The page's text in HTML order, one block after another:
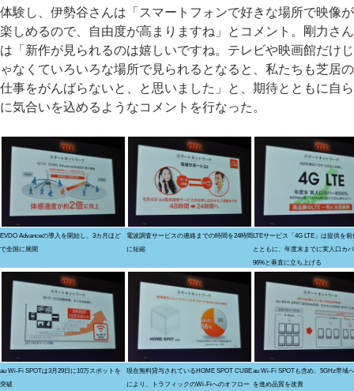
体験し、伊勢谷さんは「スマートフォンで好きな場所で映像が
楽しめるので、自由度が高まりますね」とコメント。剛力さん
は「新作が見られるのは嬉しいですね。テレビや映画館だけじ
ゃなくていろいろな場所で見られるとなると、私たちも芝居の
仕事をがんばらないと、と思いました」と、期待とともに自ら
に気合いを込めるようなコメントを行なった。
EVDO Advanceの導入を開始し、3カ月ほど
で全国に展開
電波調査サービスの連絡までの時間を24時間
に短縮
LTEサービス「4G LTE」は提供を
とともに、年度末までに実人口カ
96%と垂直に立ち上げる
au Wi-Fi SPOTは3月29日に10万スポットを
突破
現在無料貸与されているHOME SPOT CUBE
により、トラフィックのWi-Fiへのオフロー
au Wi-Fi SPOTも含め、5GHz帯域
を進め品質を改善